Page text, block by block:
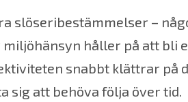
slöseribestämmelser –
håller på att bli
snabbt klättrar på
sig att behöva följa över tid.